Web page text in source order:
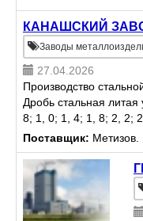
КАНАШСКИЙ
Заводы
27.04.2026
Производство
Дробь стальная
8; 1, 0; 1, 4; 1, 8; 2, 2;
стальная колотая
1, 0; 1, 4; 1...
Поставщик: Метизов.